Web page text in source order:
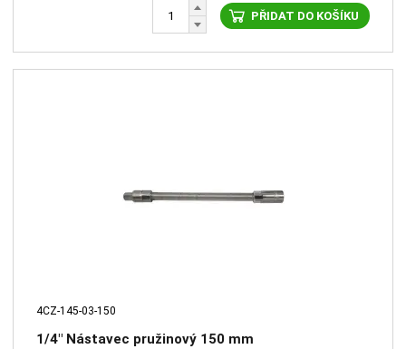
PŘIDAT DO KOŠÍKU
4CZ-145-03-150
1/4" Nástavec pružinový 150 mm